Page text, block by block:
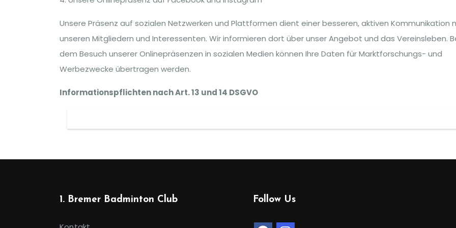
Unsere Präsenz auf sozialen Netzwerken und Plattformen dient einer besseren, aktiven Kommunikation
unseren Mitgliedern und Interessenten. Wir informieren dort über unser Angebot und das Vereinsleben.
dem Besuch unserer Onlinepräsenzen in sozialen Medien können Ihre Daten für Marktforschungs- und
Werbezwecke übertragen werden.
Informationspflichten nach Art. 13 und 14 DSGVO
1. Bremer Badminton Club Follow Us